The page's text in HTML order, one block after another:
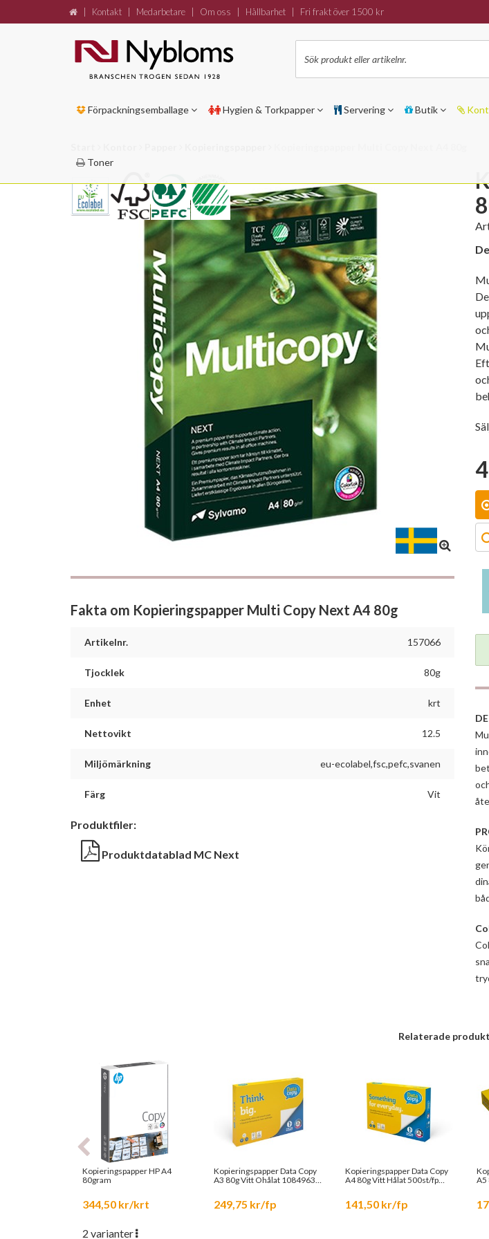
Fakta om Kopieringspapper Multi Copy Next A4 80g
Artikelnr. 157066
Tjocklek 80g
Enhet krt
Nettovikt 12.5
Miljömärkning eu-ecolabel,fsc,pefc,svanen
Färg Vit
Produktfiler:
Produktdatablad MC Next
Relaterade
Kopieringspapper HP A4
80gram
344,50 kr/krt
2 varianter
Kopieringspapper Data Copy
A3 80g Vitt Ohålat 1084963
249,75 kr/fp
Kopieringspapper Data Copy
A4 80g Vitt Hålat 500st/fp
141,50 kr/fp
A5
Kontakt Medarbetare Om oss Hållbarhet Fri frakt över 1500 kr
Förpackningsemballage Hygien & Torkpapper Servering Butik
Toner